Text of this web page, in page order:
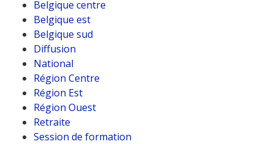
Belgique centre
Belgique est
Belgique sud
Diffusion
National
Région Centre
Région Est
Région Ouest
Retraite
Session de formation